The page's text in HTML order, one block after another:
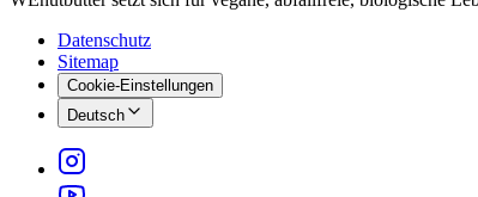
Datenschutz
Sitemap
Cookie-Einstellungen
Deutsch